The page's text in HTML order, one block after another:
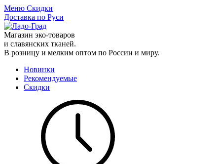
Меню Скидки
Доставка по Руси
Магазин эко-товаров
и славянских тканей.
В розницу и мелким оптом по России и миру.
Новинки
Рекомендуемые
Скидки